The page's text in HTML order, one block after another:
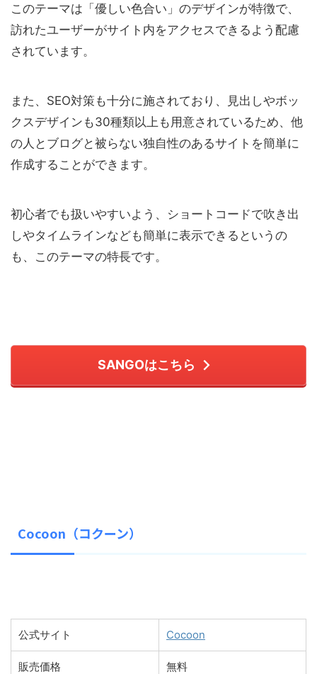
このテーマは「優しい色合い」のデザインが特徴で、
訪れたユーザーがサイト内をアクセスできるよう配慮
されています。
また、SEO対策も十分に施されており、見出しやボッ
クスデザインも30種類以上も用意されているため、他
の人とブログと被らない独自性のあるサイトを簡単に
作成することができます。
初心者でも扱いやすいよう、ショートコードで吹き出
しやタイムラインなども簡単に表示できるというの
も、このテーマの特長です。
SANGOはこちら
Cocoon（コクーン）
公式サイト Cocoon
販売価格 無料